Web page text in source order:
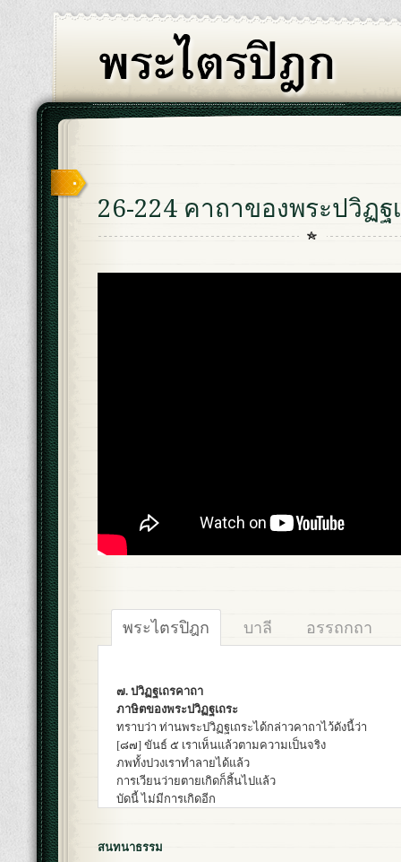
26-224 คาถาของพระปวิฏฐ
พระไตรปิฎก บาลี อรรถกถา
๗. ปวิฏฐเถรคาถา
ภาษิตของพระปวิฏฐเถระ
ทราบว่า ท่านพระปวิฏฐเถระได้กล่าวคาถาไว้ดังนี้ว่า
[๘๗] ขันธ์ ๕ เราเห็นแล้วตามความเป็นจริง
ภพทั้งปวงเราทำลายได้แล้ว
การเวียนว่ายตายเกิดก็สิ้นไปแล้ว
บัดนี้ ไม่มีการเกิดอีก
สนทนาธรรม